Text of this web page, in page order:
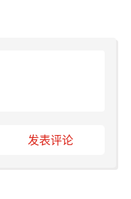
发表评论